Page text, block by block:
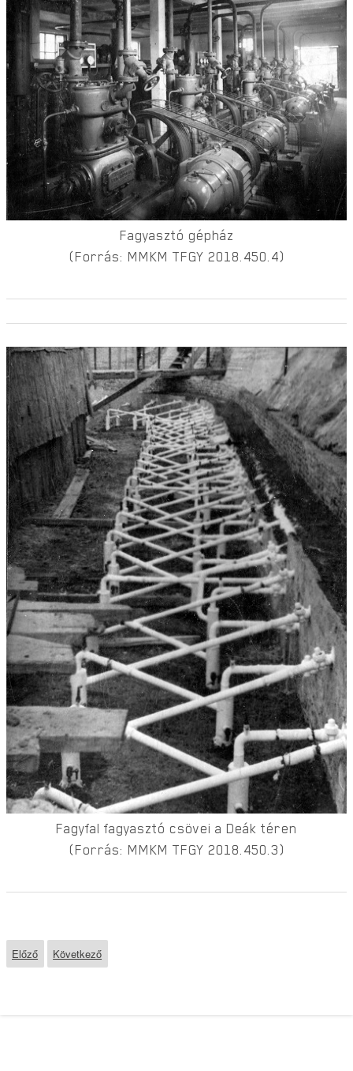
Fagyasztó gépház
(Forrás: MMKM TFGY 2018.450.4)
Fagyfal fagyasztó csövei a Deák téren
(Forrás: MMKM TFGY 2018.450.3)
Előző Következő